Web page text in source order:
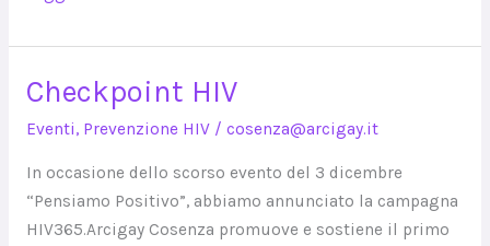
Checkpoint HIV
Eventi, Prevenzione HIV/ cosenza@arcigay.it
In occasione dello scorso evento del 3 dicembre
“Pensiamo Positivo”, abbiamo annunciato la campagna
HIV365.Arcigay Cosenza promuove e sostiene il primo
Checkpoint